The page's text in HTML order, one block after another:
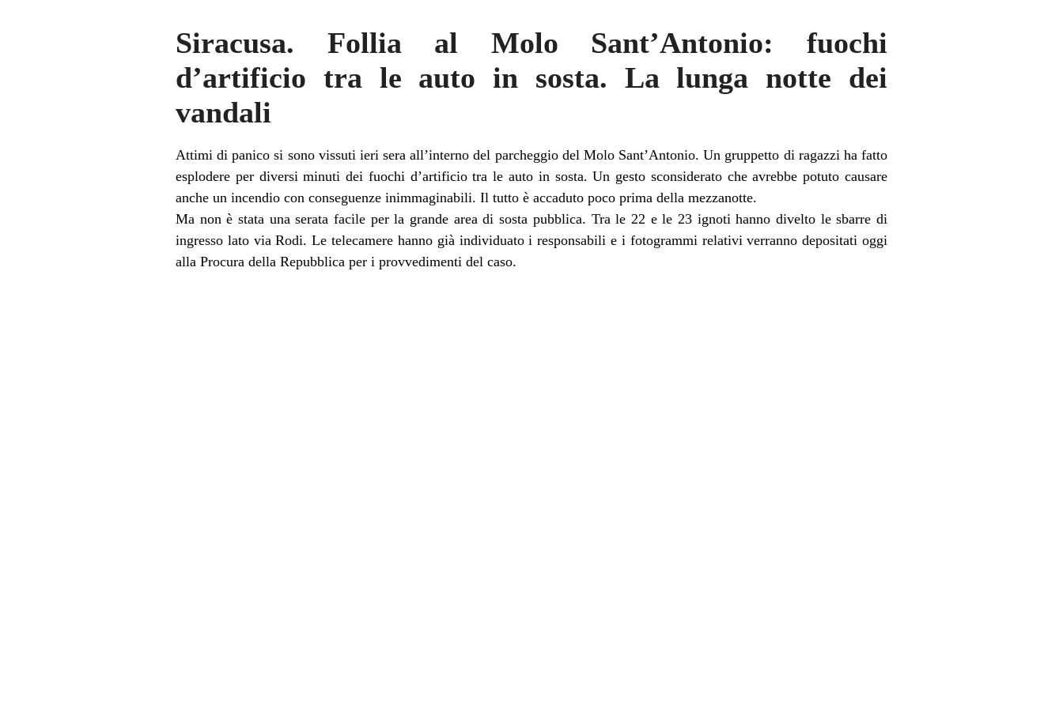
Siracusa. Follia al Molo Sant’Antonio: fuochi
d’artificio tra le auto in sosta. La lunga notte dei
vandali
Attimi di panico si sono vissuti ieri sera all’interno del parcheggio del Molo Sant’Antonio. Un gruppetto di ragazzi ha fatto
esplodere per diversi minuti dei fuochi d’artificio tra le auto in sosta. Un gesto sconsiderato che avrebbe potuto causare
anche un incendio con conseguenze inimmaginabili. Il tutto è accaduto poco prima della mezzanotte.
Ma non è stata una serata facile per la grande area di sosta pubblica. Tra le 22 e le 23 ignoti hanno divelto le sbarre di
ingresso lato via Rodi. Le telecamere hanno già individuato i responsabili e i fotogrammi relativi verranno depositati oggi
alla Procura della Repubblica per i provvedimenti del caso.